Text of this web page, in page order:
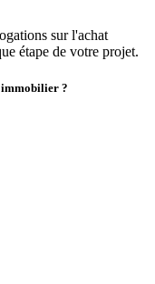
sur l'achat
étape de votre projet.
immobilier ?